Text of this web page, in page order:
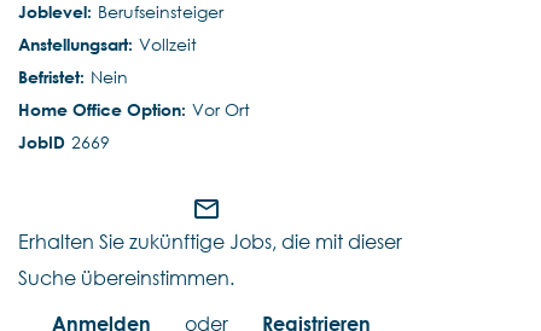
Berufseinsteiger
Vollzeit
Nein
Vor Ort
2669
mail_outline
Erhalten Sie zukünftige Jobs, die mit dieser
Suche übereinstimmen.
Anmelden
oder Registrieren